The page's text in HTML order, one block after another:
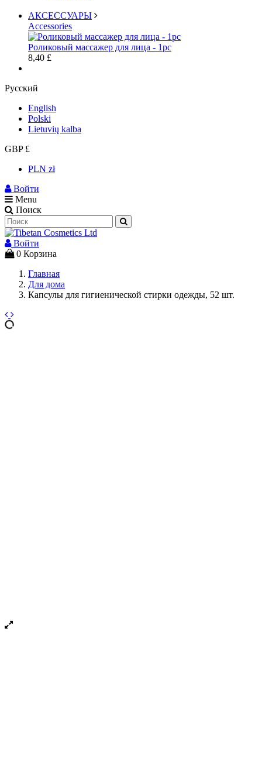
АКСЕССУАРЫ
Accessories
Роликовый массажер для лица - 1pc
8,40 £
Русский
English
Polski
Lietuvių kalba
GBP £
PLN zł
Войти
Menu
Поиск
Войти
0 Корзина
Главная
Для дома
Капсулы для гигиенической стирки одежды, 52 шт.